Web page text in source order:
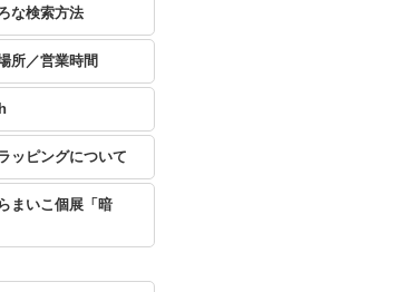
な検索方法
所／営業時間
ッピングについて
まいこ個展「暗